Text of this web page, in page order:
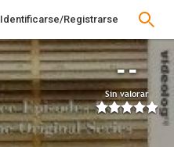
Identificarse/Registrarse
--
Sin valorar